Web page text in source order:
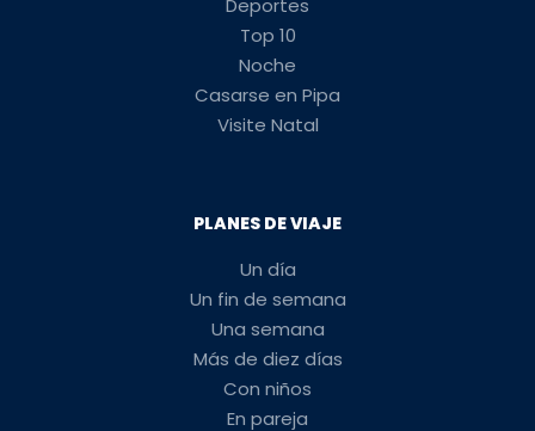
Deportes
Top 10
Noche
Casarse en Pipa
Visite Natal
PLANES DE VIAJE
Un día
Un fin de semana
Una semana
Más de diez días
Con niños
En pareja